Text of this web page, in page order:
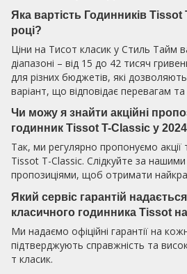
Яка вартість Годинників Tissot
році?
Ціни на Тисот класик у Стиль Тайм
діапазоні – від 15 до 42 тисяч
для різних бюджетів, які
варіант, що відповідає перевагам
Чи можу я знайти акційні
годинник Tissot T-Classic у
Так, ми регулярно пропонуємо
Tissot T-Classic. Слідкуйте за
пропозиціями, щоб отримати
Який сервіс гарантій
класичного годинника Tissot
Ми надаємо офіційні гарантії на
підтверджують справжність та
т класик.